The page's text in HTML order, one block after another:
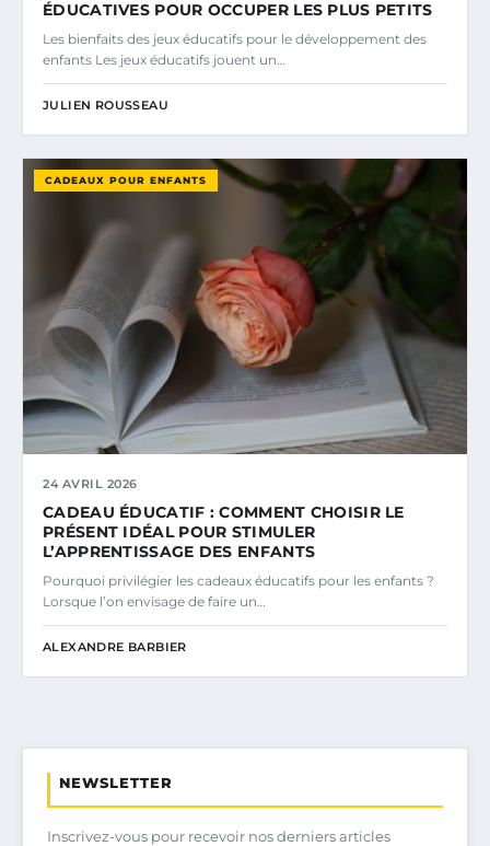
ÉDUCATIVES POUR OCCUPER LES PLUS PETITS
Les bienfaits des jeux éducatifs pour le développement des
enfants Les jeux éducatifs jouent un…
JULIEN ROUSSEAU
CADEAUX POUR ENFANTS
24 AVRIL 2026
CADEAU ÉDUCATIF : COMMENT CHOISIR LE
PRÉSENT IDÉAL POUR STIMULER
L’APPRENTISSAGE DES ENFANTS
Pourquoi privilégier les cadeaux éducatifs pour les enfants ?
Lorsque l’on envisage de faire un…
ALEXANDRE BARBIER
NEWSLETTER
Inscrivez-vous pour recevoir nos derniers articles